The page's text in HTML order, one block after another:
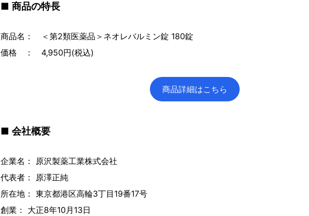
■ 商品の特長
商品名： ＜第2類医薬品＞ネオレバルミン錠 180錠
価格 ： 4,950円(税込)
商品詳細はこちら
■ 会社概要
企業名： 原沢製薬工業株式会社
代表者： 原澤正純
所在地： 東京都港区高輪3丁目19番17号
創業： 大正8年10月13日